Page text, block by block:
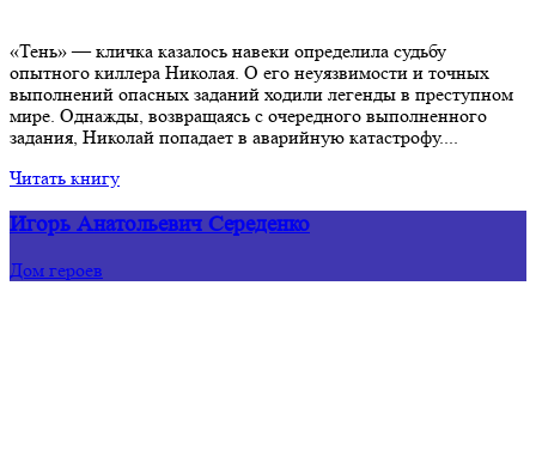
«Тень» — кличка казалось навеки определила судьбу
опытного киллера Николая. О его неуязвимости и точных
выполнений опасных заданий ходили легенды в преступном
мире. Однажды, возвращаясь с очередного выполненного
задания, Николай попадает в аварийную катастрофу....
Читать книгу
Игорь Анатольевич Середенко
Дом героев